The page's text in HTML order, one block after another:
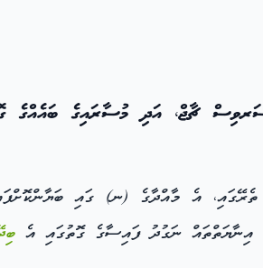
ޗާޖް، އަދި މުސާރައިގެ ބައެއްގެ
އިނާޔަތްތައް ނަގުދު ފައިސާގެ ގޮތުގައި އެ